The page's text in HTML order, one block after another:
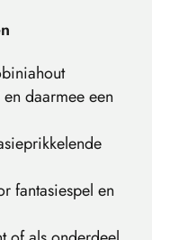
daarmee een
fantasiespel en